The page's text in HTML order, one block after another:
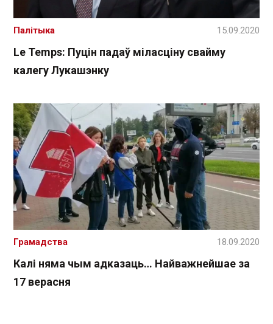
Le Temps: Пуцін падаў міласціну свайму
калегу Лукашэнку
Палітыка 15.09.2020
Калі няма чым адказаць… Найважнейшае за
17 верасня
Грамадства 18.09.2020